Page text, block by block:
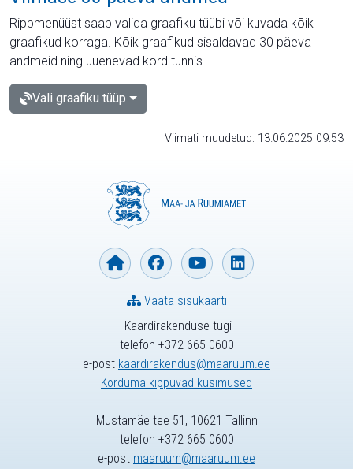
Rippmenüüst saab valida graafiku tüübi või kuvada kõik
graafikud korraga. Kõik graafikud sisaldavad 30 päeva
andmeid ning uuenevad kord tunnis.
Vali graafiku tüüp
Viimati muudetud: 13.06.2025 09:53
Kaardirakenduse tugi
telefon +372 665 0600
e-post kaardirakendus@maaruum.ee
Korduma kippuvad küsimused
Vaata sisukaarti
Mustamäe tee 51, 10621 Tallinn
telefon +372 665 0600
e-post maaruum@maaruum.ee